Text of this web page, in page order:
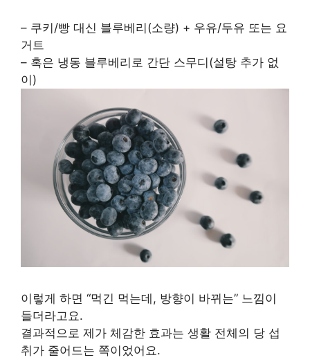
– 쿠키/빵 대신 블루베리(소량) + 우유/두유 또는 요
거트
– 혹은 냉동 블루베리로 간단 스무디(설탕 추가 없
이)
이렇게 하면 “먹긴 먹는데, 방향이 바뀌는” 느낌이
들더라고요.
결과적으로 제가 체감한 효과는 생활 전체의 당 섭
취가 줄어드는 쪽이었어요.